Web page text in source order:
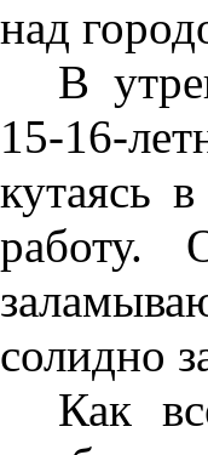
над
В
15-16-
кутаясь
работу.
солидно
Как